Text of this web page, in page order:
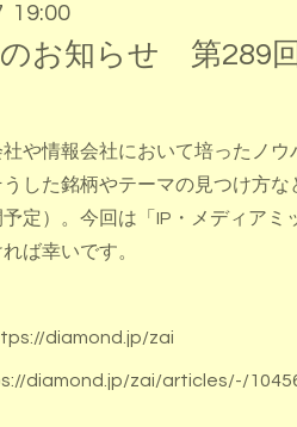
19:00
お知らせ 第289
や情報会社において培ったノ
した銘柄やテーマの見つけ方
定）。今回は「IP・メディア
ば幸いです。
diamond.jp/zai
diamond.jp/zai/articles/-/